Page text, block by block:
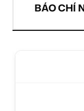
BÁO CHÍ